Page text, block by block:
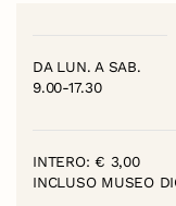
DA LUN. A SAB.
9.00-17.30
INTERO: € 3,00
INCLUSO MUSEO